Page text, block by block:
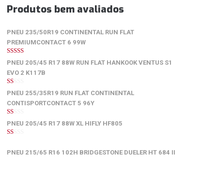
Produtos bem avaliados
PNEU 235/50R19 CONTINENTAL RUN FLAT
PREMIUMCONTACT 6 99W
5de 5
PNEU 205/45 R17 88W RUN FLAT HANKOOK VENTUS S1
EVO 2 K117B
1
de
5
PNEU 255/35R19 RUN FLAT CONTINENTAL
CONTISPORTCONTACT 5 96Y
1
de
5
PNEU 205/45 R17 88W XL HIFLY HF805
5
PNEU 215/65 R16 102H BRIDGESTONE DUELER HT 684 II